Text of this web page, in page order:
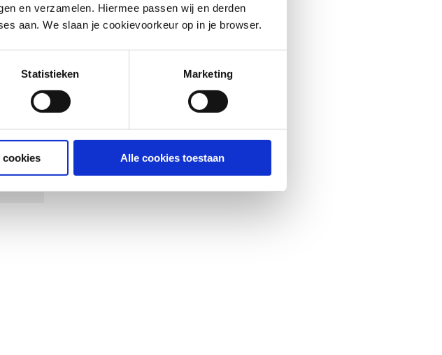
en verzamelen. Hiermee passen wij en derden
aan. We slaan je cookievoorkeur op in je browser.
Statistieken Marketing
cookies Alle cookies toestaan